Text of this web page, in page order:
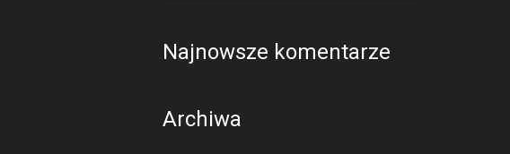
Najnowsze komentarze
Archiwa